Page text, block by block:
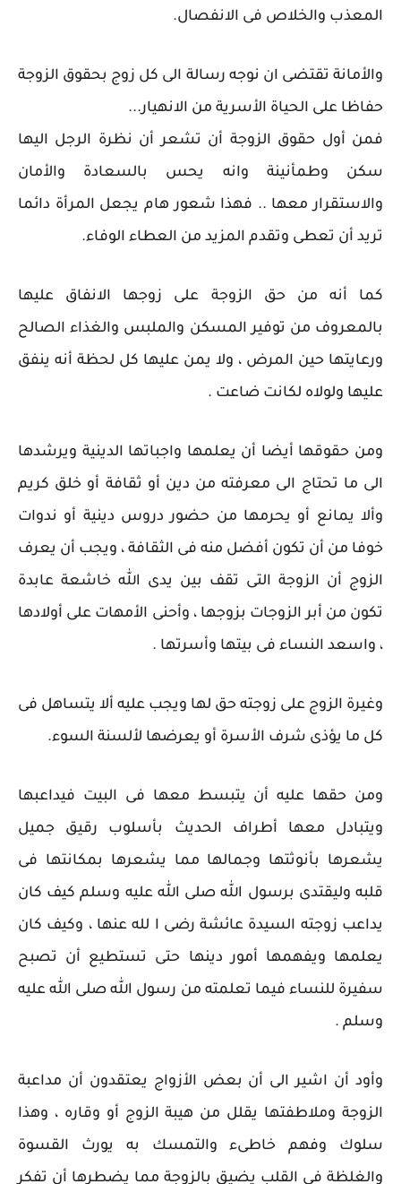
المعذب والخلاص فى الانفصال.
والأمانة تقتضى ان نوجه رسالة الى كل زوج بحقوق الزوجة
حفاظا على الحياة الأسرية من الانهيار...
فمن أول حقوق الزوجة أن تشعر أن نظرة الرجل اليها
سكن وطمأنينة وانه يحس بالسعادة والأمان
والاستقرار معها .. فهذا شعور هام يجعل المرأة دائما
تريد أن تعطى وتقدم المزيد من العطاء الوفاء.
كما أنه من حق الزوجة على زوجها الانفاق عليها
بالمعروف من توفير المسكن والملبس والغذاء الصالح
ورعايتها حين المرض ، ولا يمن عليها كل لحظة أنه ينفق
عليها ولولاه لكانت ضاعت .
ومن حقوقها أيضا أن يعلمها واجباتها الدينية ويرشدها
الى ما تحتاج الى معرفته من دين أو ثقافة أو خلق كريم
وألا يمانع أو يحرمها من حضور دروس دينية أو ندوات
خوفا من أن تكون أفضل منه فى الثقافة ، ويجب أن يعرف
الزوج أن الزوجة التى تقف بين يدى الله خاشعة عابدة
تكون من أبر الزوجات بزوجها ، وأحنى الأمهات على أولادها
، واسعد النساء فى بيتها وأسرتها .
وغيرة الزوج على زوجته حق لها ويجب عليه ألا يتساهل فى
كل ما يؤذى شرف الأسرة أو يعرضها لألسنة السوء.
ومن حقها عليه أن يتبسط معها فى البيت فيداعبها
ويتبادل معها أطراف الحديث بأسلوب رقيق جميل
يشعرها بأنوثتها وجمالها مما يشعرها بمكانتها فى
قلبه وليقتدى برسول الله صلى الله عليه وسلم كيف كان
يداعب زوجته السيدة عائشة رضى ا لله عنها ، وكيف كان
يعلمها ويفهمها أمور دينها حتى تستطيع أن تصبح
سفيرة للنساء فيما تعلمته من رسول الله صلى الله عليه
وسلم .
وأود أن اشير الى أن بعض الأزواج يعتقدون أن مداعبة
الزوجة وملاطفتها يقلل من هيبة الزوج أو وقاره ، وهذا
سلوك وفهم خاطىء والتمسك به يورث القسوة
والغلظة فى القلب يضيق بالزوجة مما يضطرها أن تفكر